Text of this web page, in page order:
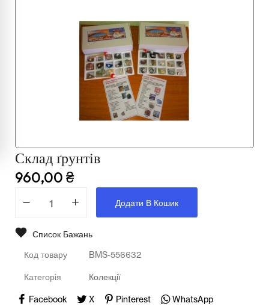
Географія
Комп'ютерна техніка
Меблі
Освіта
Фізика
Всі товари
Склад ґрунтів
960,00 ₴
Додати В Кошик
Список Бажань
Код товару BMS-556632
Категорія Колекції
Facebook X Pinterest WhatsApp